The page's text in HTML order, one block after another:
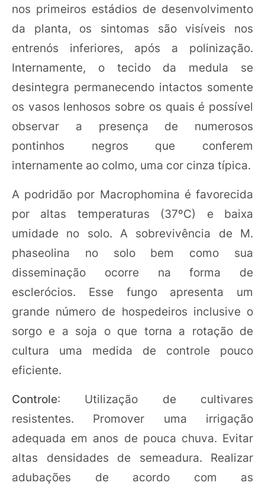
nos primeiros estádios de desenvolvimento
da planta, os sintomas são visíveis nos
entrenós inferiores, após a polinização.
Internamente, o tecido da medula se
desintegra permanecendo intactos somente
os vasos lenhosos sobre os quais é possível
observar a presença de numerosos
pontinhos negros que conferem
internamente ao colmo, uma cor cinza típica.
A podridão por Macrophomina é favorecida
por altas temperaturas (37ºC) e baixa
umidade no solo. A sobrevivência de M.
phaseolina no solo bem como sua
disseminação ocorre na forma de
esclerócios. Esse fungo apresenta um
grande número de hospedeiros inclusive o
sorgo e a soja o que torna a rotação de
cultura uma medida de controle pouco
eficiente.
Controle: Utilização de cultivares
resistentes. Promover uma irrigação
adequada em anos de pouca chuva. Evitar
altas densidades de semeadura. Realizar
adubações de acordo com as